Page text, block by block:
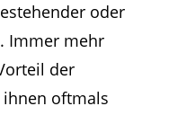
oder
Immer mehr
der
ihnen oftmals